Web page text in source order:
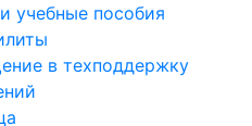
учебные пособия
в техподдержку